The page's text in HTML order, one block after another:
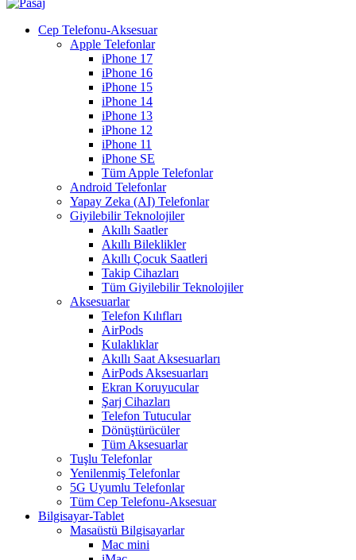
Cep Telefonu-Aksesuar
Apple Telefonlar
iPhone 17
iPhone 16
iPhone 15
iPhone 14
iPhone 13
iPhone 12
iPhone 11
iPhone SE
Tüm Apple Telefonlar
Android Telefonlar
Yapay Zeka (AI) Telefonlar
Giyilebilir Teknolojiler
Akıllı Saatler
Akıllı Bileklikler
Akıllı Çocuk Saatleri
Takip Cihazları
Tüm Giyilebilir Teknolojiler
Aksesuarlar
Telefon Kılıfları
AirPods
Kulaklıklar
Akıllı Saat Aksesuarları
AirPods Aksesuarları
Ekran Koruyucular
Şarj Cihazları
Telefon Tutucular
Dönüştürücüler
Tüm Aksesuarlar
Tuşlu Telefonlar
Yenilenmiş Telefonlar
5G Uyumlu Telefonlar
Tüm Cep Telefonu-Aksesuar
Bilgisayar-Tablet
Masaüstü Bilgisayarlar
Mac mini